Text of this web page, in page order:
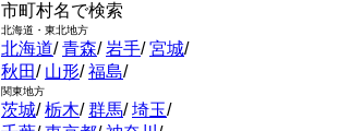
市町村名で検索
北海道・東北地方
北海道/青森/岩手/宮城/
秋田/ 山形/福島/
関東地方
茨城/栃木/群馬/埼玉/